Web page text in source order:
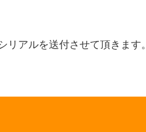
アルを送付させて頂きます。